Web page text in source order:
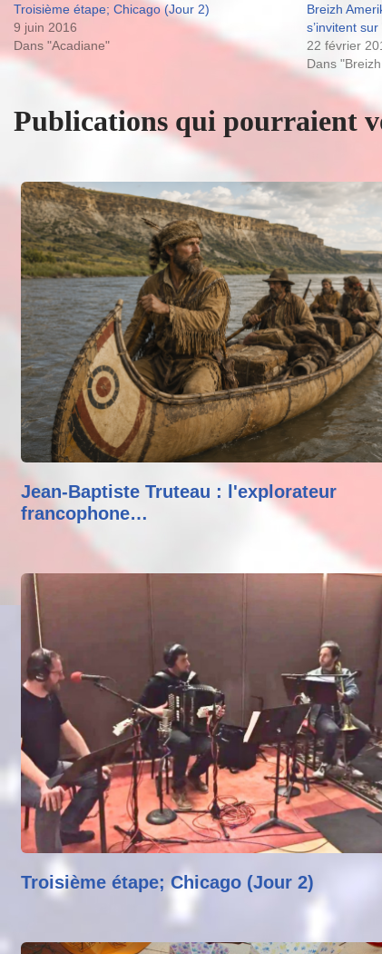
Troisième étape; Chicago (Jour 2)
9 juin 2016
Dans "Acadiane"
Breizh
s’invitent
22 février
Dans
Publications qui pourraient
Jean-Baptiste Truteau : l'explorateur
francophone…
Troisième étape; Chicago (Jour 2)